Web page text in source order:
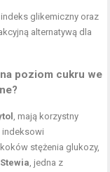
glikemiczny oraz
alternatywą dla
poziom cukru we
, mają korzystny
indeksowi
stężenia glukozy,
Stewia, jedna z